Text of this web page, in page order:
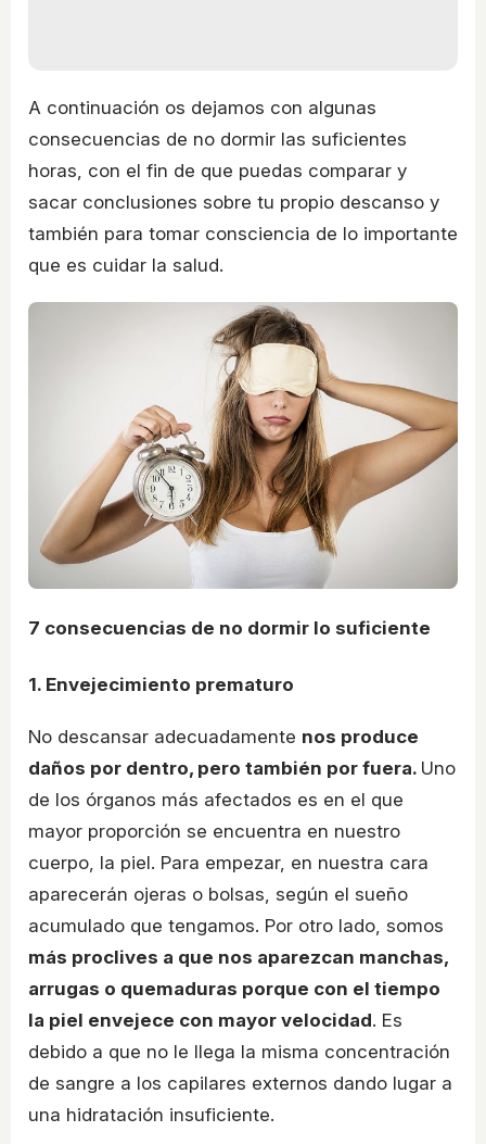
A continuación os dejamos con algunas
consecuencias de no dormir las suficientes
horas, con el fin de que puedas comparar y
sacar conclusiones sobre tu propio descanso y
también para tomar consciencia de lo importante
que es cuidar la salud.
7 consecuencias de no dormir lo suficiente
1. Envejecimiento prematuro
No descansar adecuadamente nos produce
daños por dentro, pero también por fuera. Uno
de los órganos más afectados es en el que
mayor proporción se encuentra en nuestro
cuerpo, la piel. Para empezar, en nuestra cara
aparecerán ojeras o bolsas, según el sueño
acumulado que tengamos. Por otro lado, somos
más proclives a que nos aparezcan manchas,
arrugas o quemaduras porque con el tiempo
la piel envejece con mayor velocidad. Es
debido a que no le llega la misma concentración
de sangre a los capilares externos dando lugar a
una hidratación insuficiente.